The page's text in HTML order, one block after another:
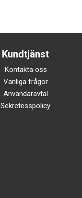
Kundtjänst
Kontakta oss
Vanliga frågor
Användaravtal
Sekretesspolicy